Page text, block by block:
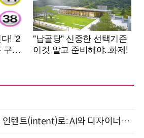
"인터페이스를 넘어 인텐트(intent)로: AI와 디자이너가 함께 만드는 공존의 UX" 강남역 (9/2)